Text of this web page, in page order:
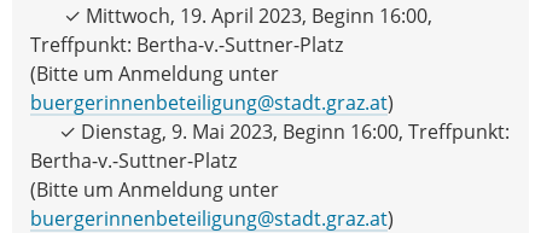
✓ Mittwoch, 19. April 2023, Beginn 16:00,
Treffpunkt: Bertha-v.-Suttner-Platz
(Bitte um Anmeldung unter
buergerinnenbeteiligung@stadt.graz.at)
✓ Dienstag, 9. Mai 2023, Beginn 16:00, Treffpunkt:
Bertha-v.-Suttner-Platz
(Bitte um Anmeldung unter
buergerinnenbeteiligung@stadt.graz.at)